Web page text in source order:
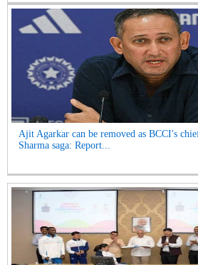
Ajit Agarkar can be removed as BCCI's
Sharma saga: Report...